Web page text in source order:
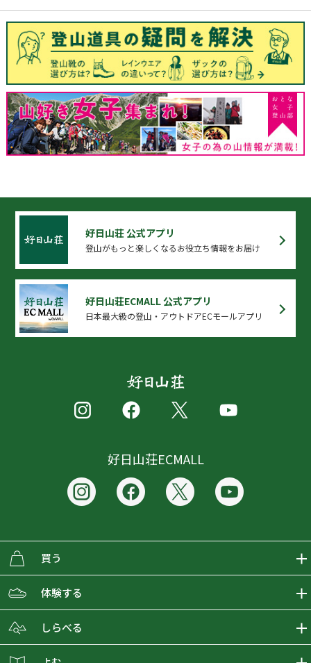
好日山荘 公式アプリ
登山がもっと楽しくなるお役立ち情報をお届け
好日山荘ECMALL 公式アプリ
日本最大級の登山・アウトドアECモールアプリ
好日山荘ECMALL
買う
ECMALLの商品をさがす
取り扱いブランド一覧
体験する
おとな女子登山部
しらべる
登山レポート